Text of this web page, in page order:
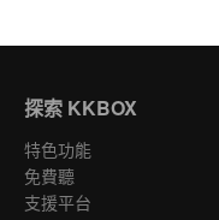
探索 KKBOX
特色功能
免費聽
支援平台